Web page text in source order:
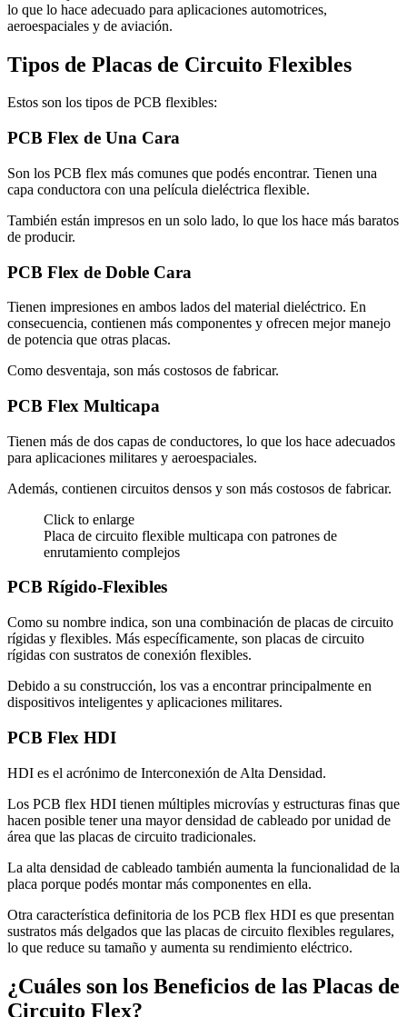
lo que lo hace adecuado para aplicaciones automotrices,
aeroespaciales y de aviación.
Tipos de Placas de Circuito Flexibles
Estos son los tipos de PCB flexibles:
PCB Flex de Una Cara
Son los PCB flex más comunes que podés encontrar. Tienen una
capa conductora con una película dieléctrica flexible.
También están impresos en un solo lado, lo que los hace más baratos
de producir.
PCB Flex de Doble Cara
Tienen impresiones en ambos lados del material dieléctrico. En
consecuencia, contienen más componentes y ofrecen mejor manejo
de potencia que otras placas.
Como desventaja, son más costosos de fabricar.
PCB Flex Multicapa
Tienen más de dos capas de conductores, lo que los hace adecuados
para aplicaciones militares y aeroespaciales.
Además, contienen circuitos densos y son más costosos de fabricar.
Click to enlarge
Placa de circuito flexible multicapa con patrones de
enrutamiento complejos
PCB Rígido-Flexibles
Como su nombre indica, son una combinación de placas de circuito
rígidas y flexibles. Más específicamente, son placas de circuito
rígidas con sustratos de conexión flexibles.
Debido a su construcción, los vas a encontrar principalmente en
dispositivos inteligentes y aplicaciones militares.
PCB Flex HDI
HDI es el acrónimo de Interconexión de Alta Densidad.
Los PCB flex HDI tienen múltiples microvías y estructuras finas que
hacen posible tener una mayor densidad de cableado por unidad de
área que las placas de circuito tradicionales.
La alta densidad de cableado también aumenta la funcionalidad de la
placa porque podés montar más componentes en ella.
Otra característica definitoria de los PCB flex HDI es que presentan
sustratos más delgados que las placas de circuito flexibles regulares,
lo que reduce su tamaño y aumenta su rendimiento eléctrico.
¿Cuáles son los Beneficios de las Placas de
Circuito Flex?